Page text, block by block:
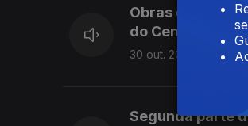
Obras de
do Centro do
30 out. 2020
Segunda parte